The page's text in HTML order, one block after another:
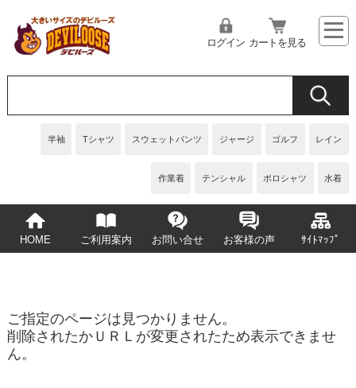
半袖 Tシャツ スウェットパンツ ジャージ ゴルフ レイン
作業着 テンシャル ポロシャツ 水着
ログイン カートを見る
HOME ご利用案内 お問い合せ お客様の声 ｻｲﾄﾏｯﾌﾟ
ご指定のページは見つかりません。
削除されたかＵＲＬが変更されたため表示できませ
ん。